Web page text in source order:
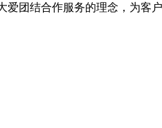
团结合作服务的理念，为客